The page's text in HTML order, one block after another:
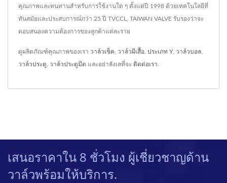
คุณภาพและทนทานสำหรับการใช้งานใด ๆ ตั้งแต่ปี 1998 ด้วยเทคโนโลยีที่
ทันสมัยและประสบการณ์กว่า 25 ปี TVCCL, TAIWAN VALVE รับรองว่าจะ
ตอบสนองความต้องการของลูกค้าแต่ละราย
ดูผลิตภัณฑ์คุณภาพของเรา วาล์วเช็ค วาล์วผีเสื้อ ประเภท Y, วาล์วบอล
วาล์วประตู วาล์วประตูมีด และอย่าลังเลที่จะ ติดต่อเรา
เสนอราคาใน 8 ชั่วโมง ผู้เชี่ยวชาญด้าน
วาล์วพร้อมให้บริการ.